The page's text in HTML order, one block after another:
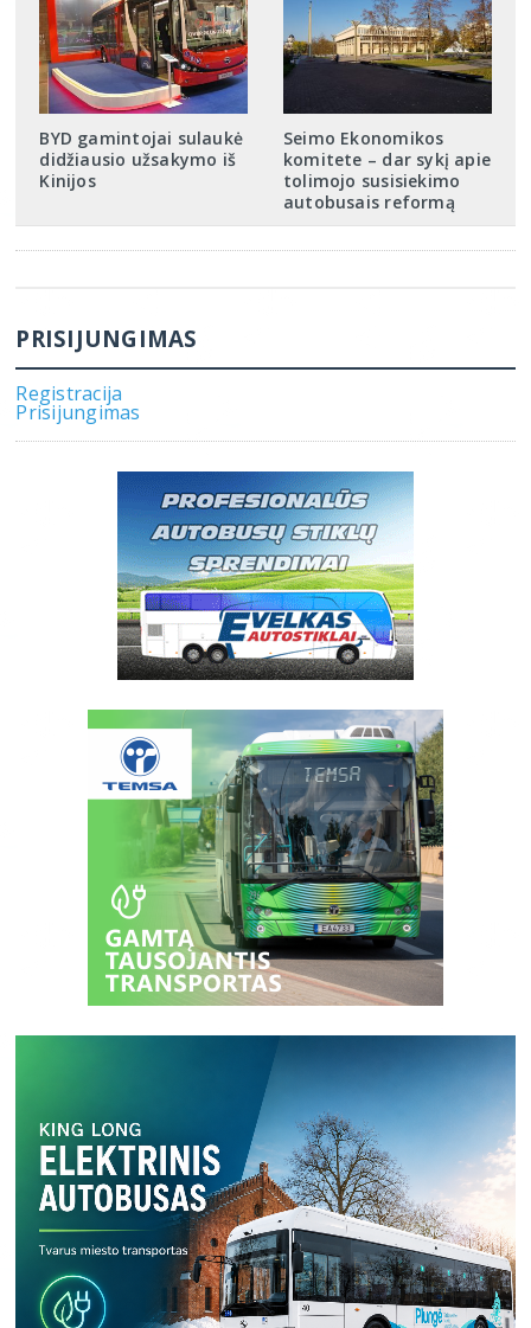
BYD gamintojai sulaukė
didžiausio užsakymo iš
Kinijos
Seimo Ekonomikos
komitete – dar sykį apie
tolimojo susisiekimo
autobusais reformą
PRISIJUNGIMAS
Registracija
Prisijungimas